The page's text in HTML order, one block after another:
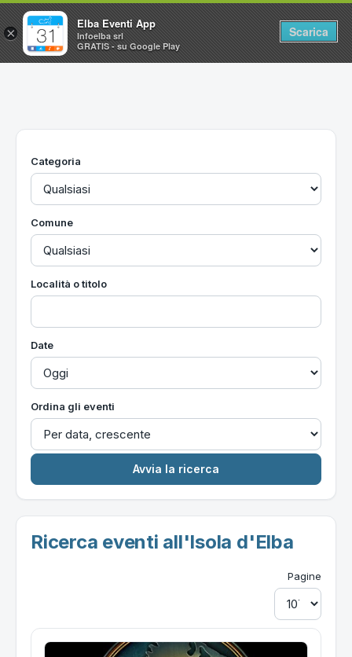
Home
Utilità
Categoria
Comune
Località o titolo
Date
Ordina gli eventi
Ricerca eventi all'Isola d'Elba
Pagine
×
Elba Eventi App
Infoelba srl
GRATIS - su Google Play
Scarica